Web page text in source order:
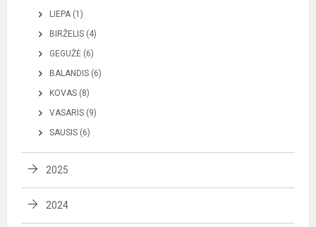
LIEPA (1)
BIRŽELIS (4)
GEGUŽĖ (6)
BALANDIS (6)
KOVAS (8)
VASARIS (9)
SAUSIS (6)
2025
2024